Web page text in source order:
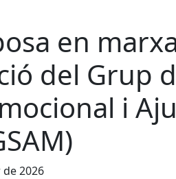
en
del Grup
i
2026